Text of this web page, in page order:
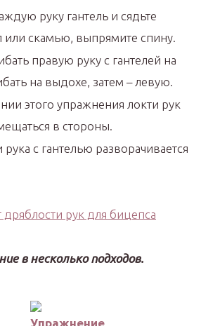
руку гантель и сядьте
или скамью, выпрямите спину.
правую руку с гантелей на
на выдохе, затем – левую.
этого упражнения локти рук
в стороны.
с гантелью разворачивается
в несколько подходов.